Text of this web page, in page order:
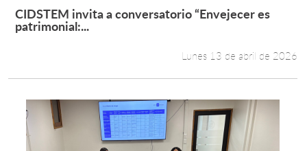
Leer más +
CIDSTEM invita a conversatorio “Envejecer es
patrimonial:...
Lunes 13 de abril de 2026